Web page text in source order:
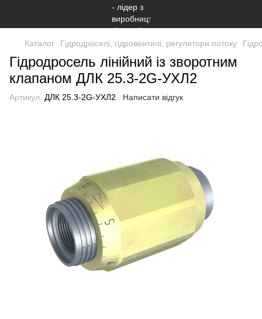
Каталог Гідродроселі, гідровентилі, регулятори потоку
Гідродросель лінійний із зворотним
клапаном ДЛК 25.3-2G-УХЛ2
Артикул: ДЛК 25.3-2G-УХЛ2 Написати відгук